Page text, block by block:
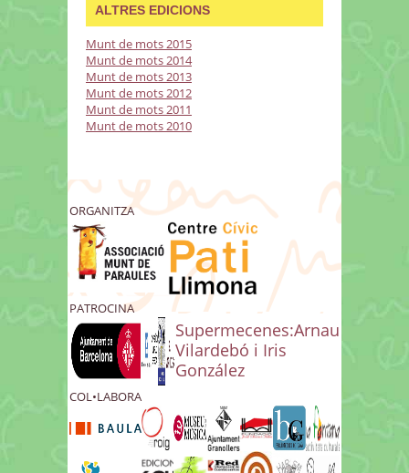
ALTRES EDICIONS
Munt de mots 2015
Munt de mots 2014
Munt de mots 2013
Munt de mots 2012
Munt de mots 2011
Munt de mots 2010
ORGANITZA
PATROCINA
Supermecenes:Arnau
Vilardebó i Iris
González
COL•LABORA